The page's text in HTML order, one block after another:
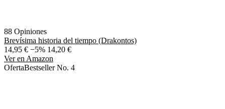
88 Opiniones
Brevísima historia del tiempo (Drakontos)
14,95 € −5% 14,20 €
Ver en Amazon
OfertaBestseller No. 4